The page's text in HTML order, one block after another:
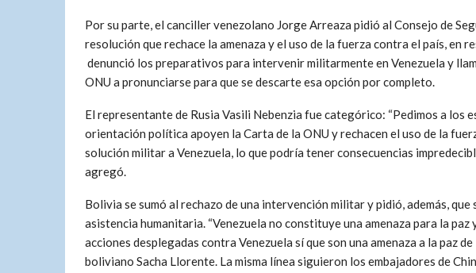
Por su parte, el canciller venezolano Jorge Arreaza pidió al Consejo de
resolución que rechace la amenaza y el uso de la fuerza contra el país, en
denunció los preparativos para intervenir militarmente en Venezuela y
ONU a pronunciarse para que se descarte esa opción por completo.
El representante de Rusia Vasili Nebenzia fue categórico: “Pedimos a los
orientación política apoyen la Carta de la ONU y rechacen el uso de la
solución militar a Venezuela, lo que podría tener consecuencias
agregó.
Bolivia se sumó al rechazo de una intervención militar y pidió, además,
asistencia humanitaria. “Venezuela no constituye una amenaza para la
acciones desplegadas contra Venezuela sí que son una amenaza a la paz
boliviano Sacha Llorente. La misma línea siguieron los embajadores de